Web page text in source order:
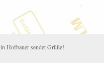
Hofbauer sendet Grüße!